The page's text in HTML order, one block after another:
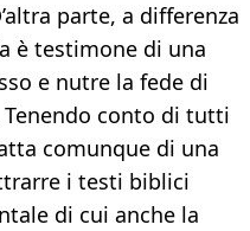
parte, a differenza
è testimone di una
e nutre la fede di
conto di tutti
comunque di una
i testi biblici
di cui anche la